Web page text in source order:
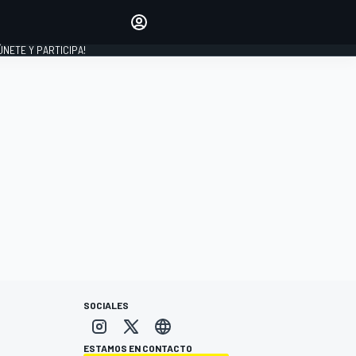
Y PARTICIPA!
SOCIALES
ESTAMOS EN CONTACTO